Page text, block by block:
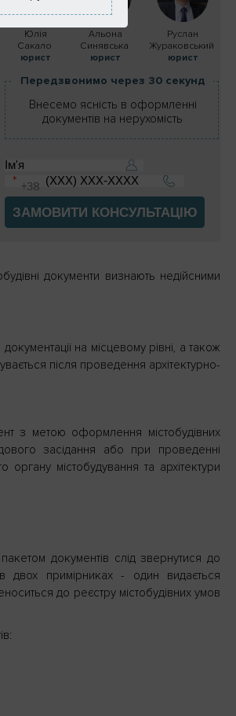
ЗАМОВИТИ КОНСУЛЬТАЦІЮ
Юлія
Сакало
юрист
Альона
Синявська
юрист
Руслан
Жураковський
юрист
Передзвонимо через 30 секунд
Внесемо ясність в оформленні
документів на нерухомість
документи визнають недійсними
на місцевому рівні, а також
після проведення архітектурно-
з метою оформлення містобудівних
засідання або при проведенні
органу містобудування та архітектури
документів слід звернутися до
в двох примірниках - один видається
до реєстру містобудівних умов